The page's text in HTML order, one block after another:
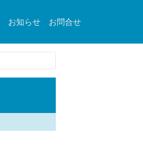
お知らせ お問合せ